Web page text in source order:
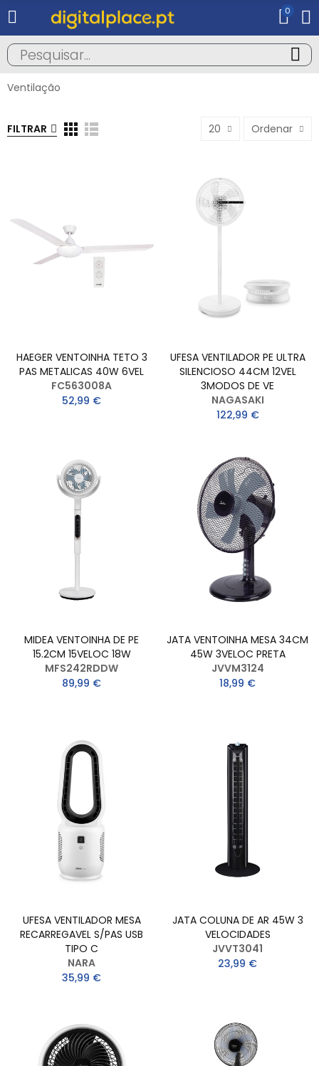
0
Ventilação
FILTRAR 20 Ordenar
HAEGER VENTOINHA TETO 3
PAS METALICAS 40W 6VEL
FC563008A
52,99 €
UFESA VENTILADOR PE ULTRA
SILENCIOSO 44CM 12VEL
3MODOS DE VE
NAGASAKI
122,99 €
MIDEA VENTOINHA DE PE
15.2CM 15VELOC 18W
MFS242RDDW
89,99 €
JATA VENTOINHA MESA 34CM
45W 3VELOC PRETA
JVVM3124
18,99 €
UFESA VENTILADOR MESA
RECARREGAVEL S/PAS USB
TIPO C
NARA
35,99 €
JATA COLUNA DE AR 45W 3
VELOCIDADES
JVVT3041
23,99 €